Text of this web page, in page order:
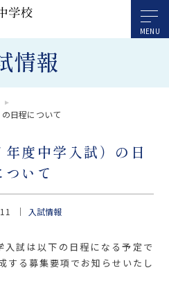
情報
日程について
度中学入試）の日
ついて
入試情報
試は以下の日程になる予定で
する募集要項でお知らせいたし